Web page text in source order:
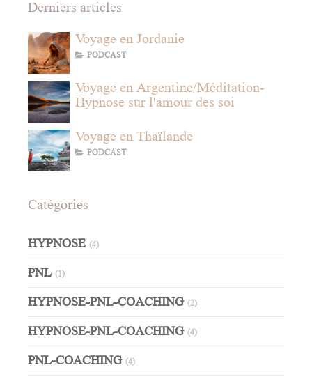
Derniers articles
Voyage en Jordanie
PODCAST
Voyage en Argentine/Méditation-
Hypnose sur l'amour des soi
Voyage en Thaïlande
PODCAST
Catégories
HYPNOSE (4)
PNL (1)
HYPNOSE-PNL-COACHING (2)
HYPNOSE-PNL-COACHING (4)
PNL-COACHING (4)